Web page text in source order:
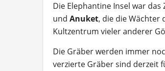
Die Elephantine Insel war
und Anuket, die die Wächter
Kultzentrum vieler anderer
Die Gräber werden immer
verzierte Gräber sind derzeit